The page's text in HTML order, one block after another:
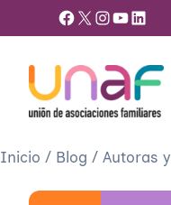
Facebook X InstagramYouTube LinkedIn
Inicio / Blog / Autoras